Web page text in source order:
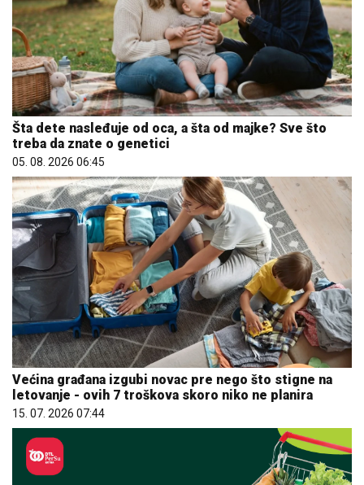
Šta dete nasleđuje od oca, a šta od majke? Sve što
treba da znate o genetici
05. 08. 2026 06:45
Većina građana izgubi novac pre nego što stigne na
letovanje - ovih 7 troškova skoro niko ne planira
15. 07. 2026 07:44